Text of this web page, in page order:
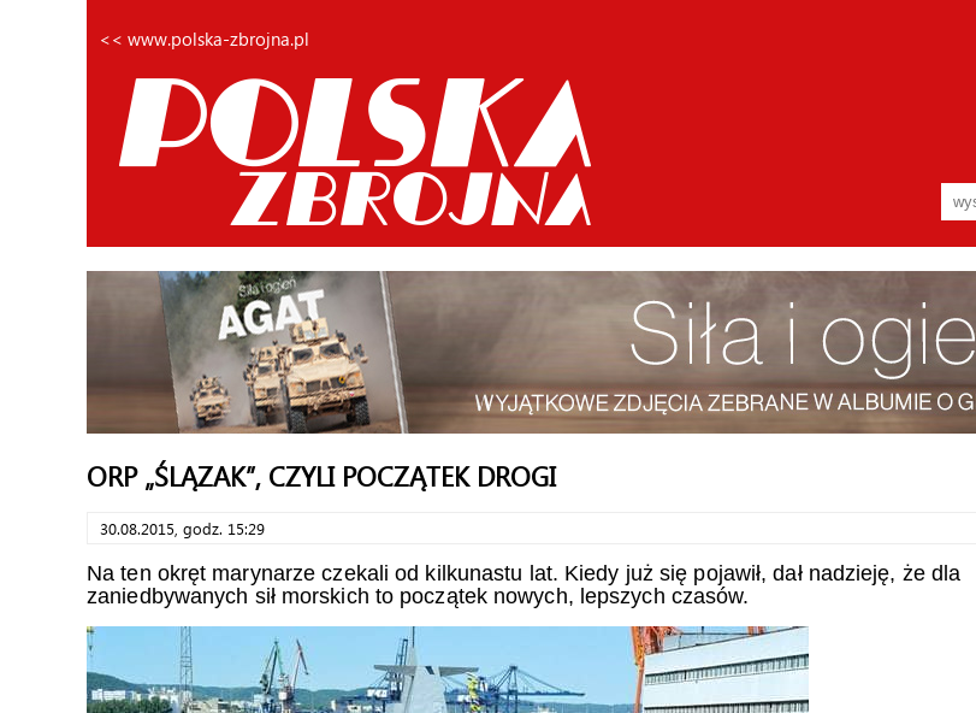
<< www.polska-zbrojna.pl
ORP „ŚLĄZAK”, CZYLI POCZĄTEK DROGI
30.08.2015, godz. 15:29
Na ten okręt marynarze czekali od kilkunastu lat. Kiedy już się pojawił, dał nadzieję, że dla
zaniedbywanych sił morskich to początek nowych, lepszych czasów.